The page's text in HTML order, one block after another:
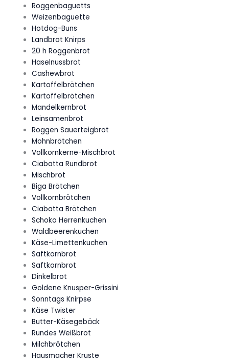
Roggenbaguetts
Weizenbaguette
Hotdog-Buns
Landbrot Knirps
20 h Roggenbrot
Haselnussbrot
Cashewbrot
Kartoffelbrötchen
Kartoffelbrötchen
Mandelkernbrot
Leinsamenbrot
Roggen Sauerteigbrot
Mohnbrötchen
Vollkornkerne-Mischbrot
Ciabatta Rundbrot
Mischbrot
Biga Brötchen
Vollkornbrötchen
Ciabatta Brötchen
Schoko Herrenkuchen
Waldbeerenkuchen
Käse-Limettenkuchen
Saftkornbrot
Saftkornbrot
Dinkelbrot
Goldene Knusper-Grissini
Sonntags Knirpse
Käse Twister
Butter-Käsegebäck
Rundes Weißbrot
Milchbrötchen
Hausmacher Kruste